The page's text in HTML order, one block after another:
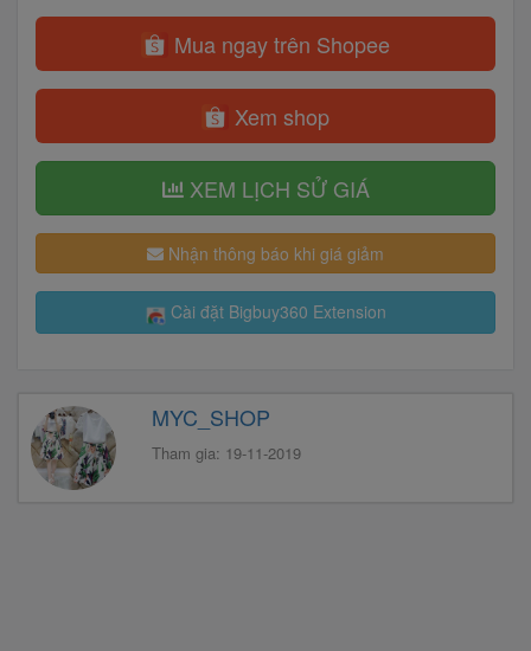
Mua ngay trên Shopee
Xem shop
XEM LỊCH SỬ GIÁ
Nhận thông báo khi giá giảm
Cài đặt Bigbuy360 Extension
MYC_SHOP
Tham gia: 19-11-2019